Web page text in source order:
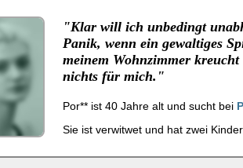
"Klar will ich unbedingt
Panik, wenn ein gewaltiges
meinem Wohnzimmer
nichts für mich."
Por** ist 40 Jahre alt und sucht bei
Sie ist verwitwet und hat zwei Kinder.